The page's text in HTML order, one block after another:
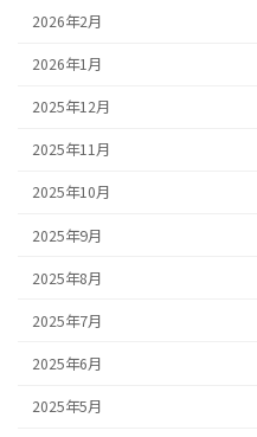
2026年2月
2026年1月
2025年12月
2025年11月
2025年10月
2025年9月
2025年8月
2025年7月
2025年6月
2025年5月